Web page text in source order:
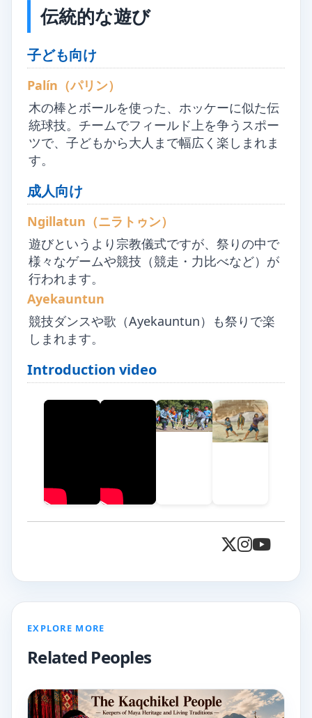
伝統的な遊び
子ども向け
Palín（パリン）
木の棒とボールを使った、ホッケーに似た伝
統球技。チームでフィールド上を争うスポー
ツで、子どもから大人まで幅広く楽しまれま
す。
成人向け
Ngillatun（ニラトゥン）
遊びというより宗教儀式ですが、祭りの中で
様々なゲームや競技（競走・力比べなど）が
行われます。
Ayekauntun
競技ダンスや歌（Ayekauntun）も祭りで楽
しまれます。
Introduction video
EXPLORE MORE
Related Peoples